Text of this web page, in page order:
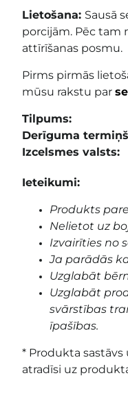
Lietošana: Sausā
porcijām. Pēc tam
attīrīšanas posmu.
Pirms pirmās
mūsu rakstu par
Tilpums:
Derīguma
Izcelsmes valsts:
Ieteikumi:
Produkts
Nelietot uz
Izvairīties no
Ja parādās
Uzglabāt
Uzglabāt
svārstības
īpašības.
* Produkta
atradīsi uz